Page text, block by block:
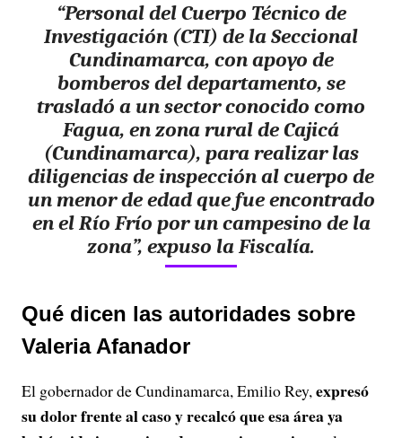
“Personal del Cuerpo Técnico de
Investigación (CTI) de la Seccional
Cundinamarca, con apoyo de
bomberos del departamento, se
trasladó a un sector conocido como
Fagua, en zona rural de Cajicá
(Cundinamarca), para realizar las
diligencias de inspección al cuerpo de
un menor de edad que fue encontrado
en el Río Frío por un campesino de la
zona”, expuso la Fiscalía.
Qué dicen las autoridades sobre
Valeria Afanador
El gobernador de Cundinamarca, Emilio Rey,expresó
su dolor frente al caso y recalcó que esa área ya